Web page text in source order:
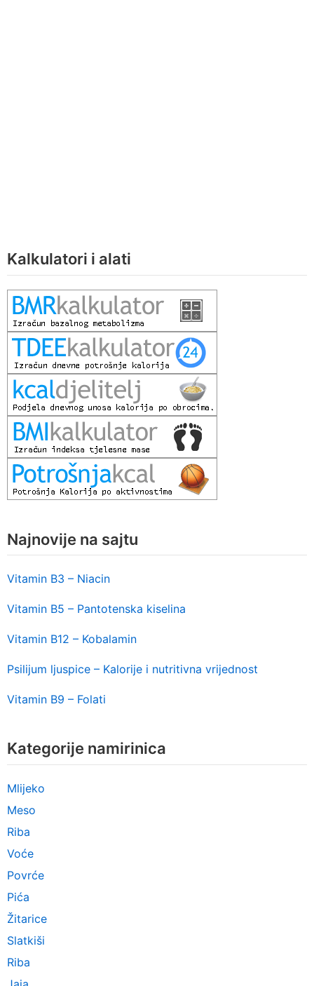
Kalkulatori i alati
Najnovije na sajtu
Vitamin B3 – Niacin
Vitamin B5 – Pantotenska kiselina
Vitamin B12 – Kobalamin
Psilijum ljuspice – Kalorije i nutritivna vrijednost
Vitamin B9 – Folati
Kategorije namirinica
Mlijeko
Meso
Riba
Voće
Povrće
Pića
Žitarice
Slatkiši
Riba